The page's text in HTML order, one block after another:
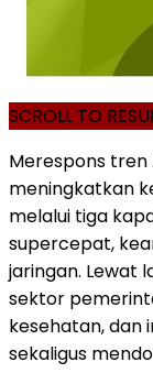
SCROLL TO
Merespons tren
meningkatkan
melalui tiga
supercepat,
jaringan. Lewat
sektor
kesehatan, dan
sekaligus